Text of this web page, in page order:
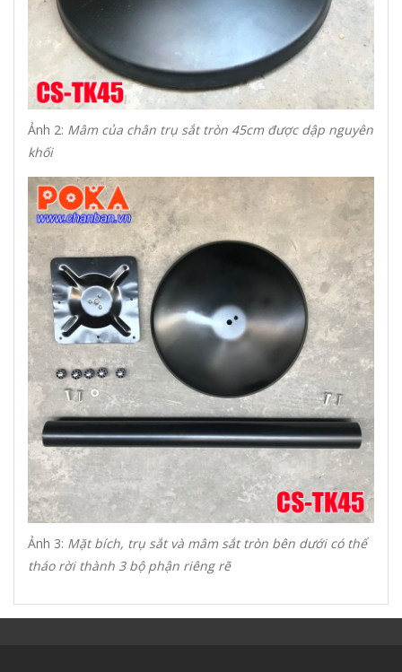
Ảnh 2: Mâm của chân trụ sắt tròn 45cm được dập nguyên
khối
Ảnh 3: Mặt bích, trụ sắt và mâm sắt tròn bên dưới có thể
tháo rời thành 3 bộ phận riêng rẽ